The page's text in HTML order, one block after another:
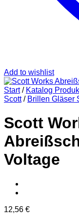
Add to wishlist
Start / Katalog
Scott / Brillen Gläser
Scott
Voltage
12,56 €